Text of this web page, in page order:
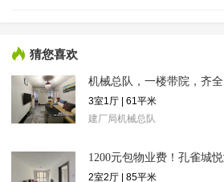
猜您喜欢
机械总队，一楼带院，齐全
3室1厅 | 61平米
建厂局机械总队
2室2厅 | 85平米